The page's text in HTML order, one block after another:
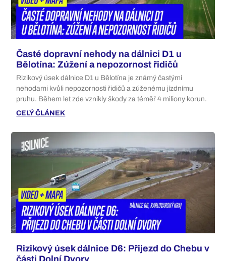
Časté dopravní nehody na dálnici D1 u
Bělotína: Zúžení a nepozornost řidičů
Rizikový úsek dálnice D1 u Bělotína je známý častými
nehodami kvůli nepozornosti řidičů a zúženému jízdnímu
pruhu. Během let zde vznikly škody za téměř 4 miliony korun.
CELÝ ČLÁNEK
Rizikový úsek dálnice D6: Přijezd do Chebu v